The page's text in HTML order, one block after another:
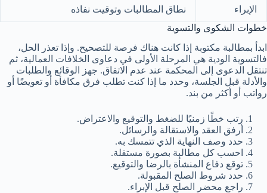
الإبراء
نطاق المطالبات وتوقيت نفاذه
خطوات الشكوى والتسوية
ابدأ بمطالبة مكتوبة إذا كانت هناك فرصة للتصحيح. وإذا تعذر الحل،
فالتسوية الودية هي المرحلة الأولى في دعاوى الخلافات العمالية، ثم
تنتقل الدعوى إلى المحكمة عند عدم الاتفاق. جهز الوقائع والطلبات
والأدلة قبل الجلسة، وحدد ما إذا كنت تطلب فرق مكافأة أو تعويضًا أو
رواتب أو أكثر من بند.
رتب خطًا زمنيًا للضغط والتوقيع والاعتراض.
أرفق العقد والاستقالة والرسائل.
حدد وصف النهاية الذي تتمسك به.
احسب كل مطالبة بصورة مستقلة.
توقع دفاع المنشأة بالرضا والتوقيع.
حدد شروط الصلح المقبولة.
راجع محضر الصلح قبل الإبراء.